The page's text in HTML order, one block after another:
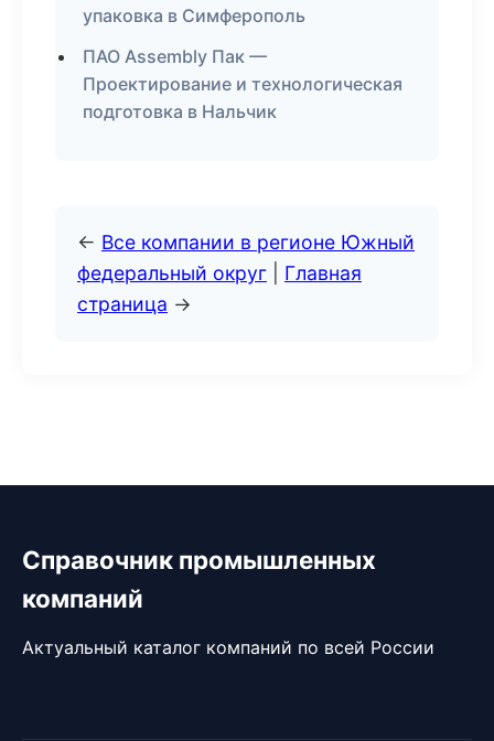
упаковка в Симферополь
ПАО Assembly Пак —
Проектирование и технологическая
подготовка в Нальчик
← Все компании в регионе Южный
федеральный округ
Главная
страница →
Справочник промышленных
компаний
Актуальный каталог компаний по всей России